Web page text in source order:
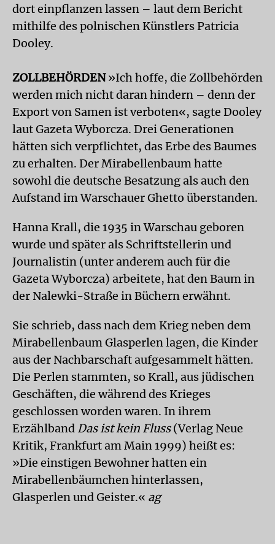
dort einpflanzen lassen – laut dem Bericht
mithilfe des polnischen Künstlers Patricia
Dooley.
ZOLLBEHÖRDEN»Ich hoffe, die Zollbehörden
werden mich nicht daran hindern – denn der
Export von Samen ist verboten«, sagte Dooley
laut Gazeta Wyborcza. Drei Generationen
hätten sich verpflichtet, das Erbe des Baumes
zu erhalten. Der Mirabellenbaum hatte
sowohl die deutsche Besatzung als auch den
Aufstand im Warschauer Ghetto überstanden.
Hanna Krall, die 1935 in Warschau geboren
wurde und später als Schriftstellerin und
Journalistin (unter anderem auch für die
Gazeta Wyborcza) arbeitete, hat den Baum in
der Nalewki-Straße in Büchern erwähnt.
Sie schrieb, dass nach dem Krieg neben dem
Mirabellenbaum Glasperlen lagen, die Kinder
aus der Nachbarschaft aufgesammelt hätten.
Die Perlen stammten, so Krall, aus jüdischen
Geschäften, die während des Krieges
geschlossen worden waren. In ihrem
Erzählband Das ist kein Fluss(Verlag Neue
Kritik, Frankfurt am Main 1999) heißt es:
»Die einstigen Bewohner hatten ein
Mirabellenbäumchen hinterlassen,
Glasperlen und Geister.« ag